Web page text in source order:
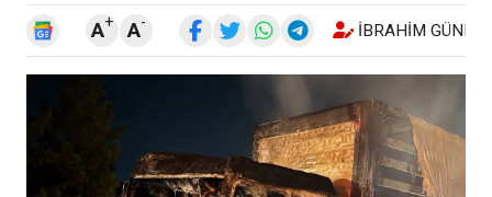
A+ A- İBRAHIM GÜNEŞ